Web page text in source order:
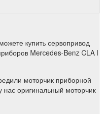
купить сервопривод
Mercedes-Benz CLA I
моторчик приборной
оригинальный моторчик